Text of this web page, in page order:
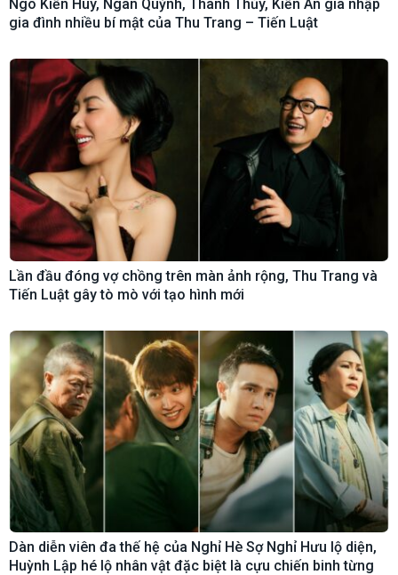
Ngô Kiến Huy, Ngân Quỳnh, Thanh Thủy, Kiến An gia nhập
gia đình nhiều bí mật của Thu Trang – Tiến Luật
Lần đầu đóng vợ chồng trên màn ảnh rộng, Thu Trang và
Tiến Luật gây tò mò với tạo hình mới
Dàn diễn viên đa thế hệ của Nghỉ Hè Sợ Nghỉ Hưu lộ diện,
Huỳnh Lập hé lộ nhân vật đặc biệt là cựu chiến binh từng